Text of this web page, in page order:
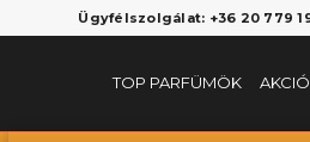
Ügyfélszolgálat: +36 20 779
TOP PARFÜMÖK